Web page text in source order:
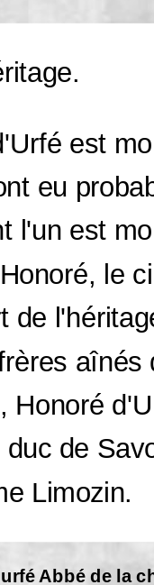
est
eu
l'un est
le
de
aînés
Honoré
de
Limozin.
Abbé de la